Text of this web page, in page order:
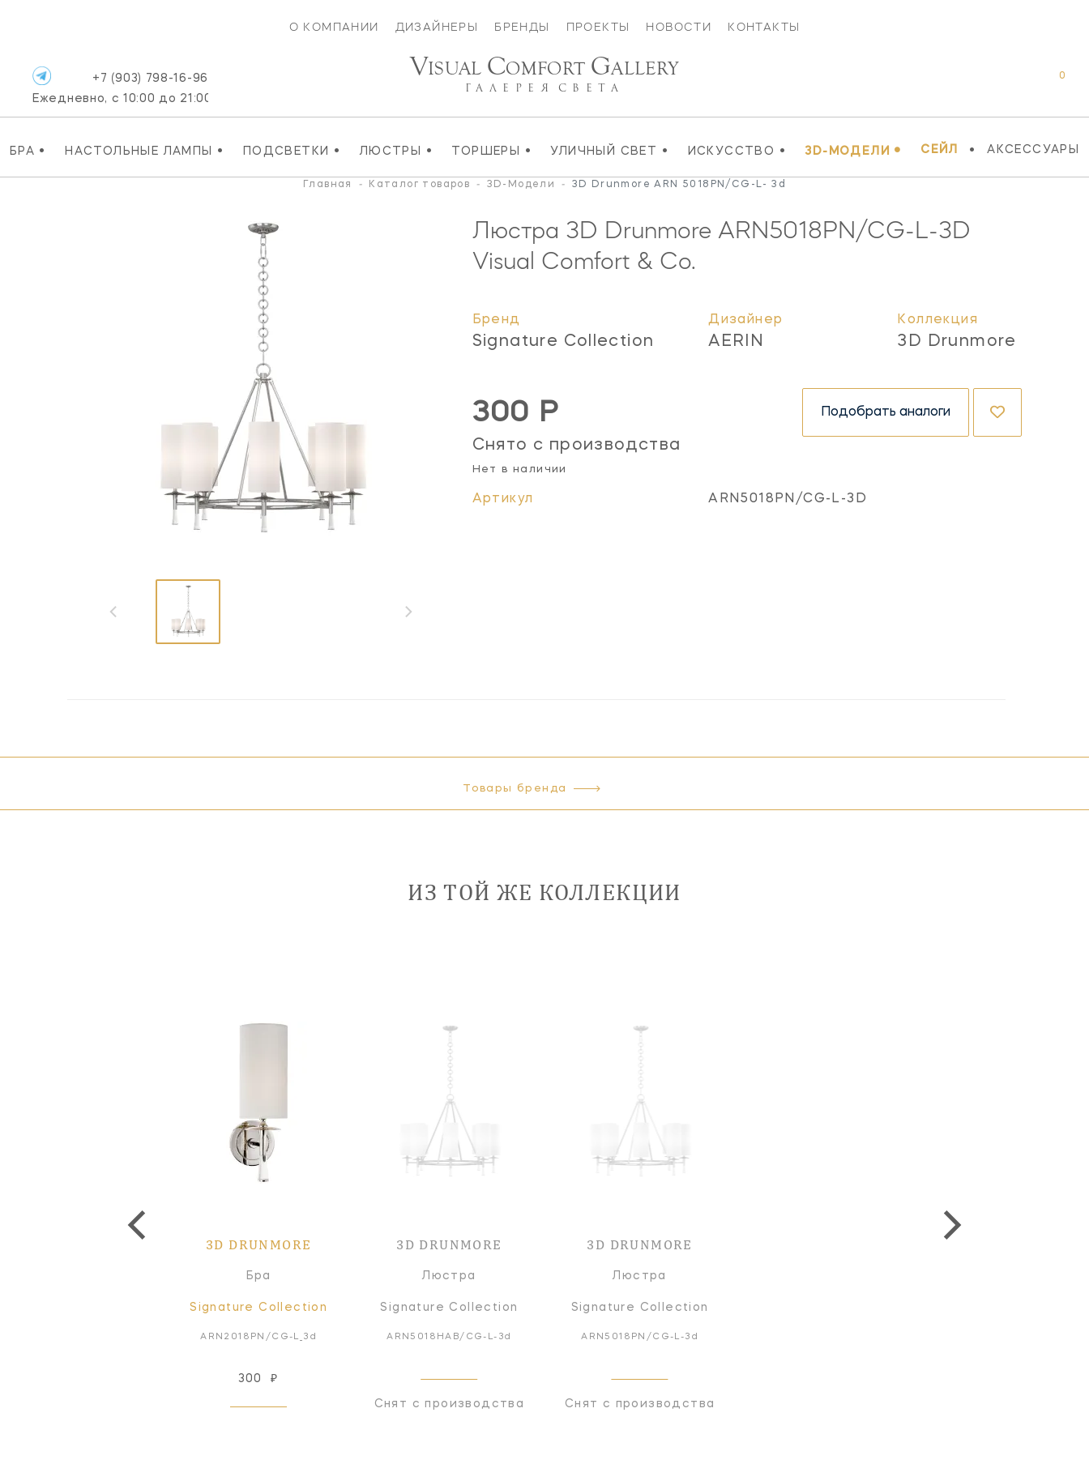
О КОМПАНИИ ДИЗАЙНЕРЫ БРЕНДЫ ПРОЕКТЫ НОВОСТИ КОНТАКТЫ
БРА • НАСТОЛЬНЫЕ ЛАМПЫ • ПОДСВЕТКИ • ЛЮСТРЫ • ТОРШЕРЫ • УЛИЧНЫЙ СВЕТ • ИСКУССТВО • 3D-МОДЕЛИ • СЕЙЛ • АКСЕССУАРЫ
+7 (903) 798-16-96
Ежедневно, с 10:00 до 21:00
0
VISUAL COMFORT GALLERY
ГАЛЕРЕЯ СВЕТА
Главная - Каталог товаров - 3D-Модели - 3D Drunmore ARN 5018PN/CG-L- 3d
Люстра 3D Drunmore ARN5018PN/CG-L-3D
Visual Comfort & Co.
Бренд
Signature Collection
Дизайнер
AERIN
Коллекция
3D Drunmore
300 Р
Снято с производства
Нет в наличии
Подобрать аналоги
Артикул ARN5018PN/CG-L-3D
Товары бренда
ИЗ ТОЙ ЖЕ КОЛЛЕКЦИИ
3D DRUNMORE
Бра
Signature Collection
ARN2018PN/CG-L_3d
300 ₽
3D DRUNMORE
Люстра
Signature Collection
ARN5018HAB/CG-L-3d
Снят с производства
3D DRUNMORE
Люстра
Signature Collection
ARN5018PN/CG-L-3d
Снят с производства